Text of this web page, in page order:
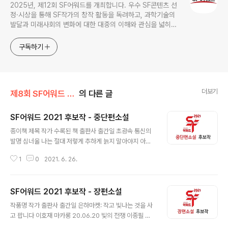
2025년, 제12회 SF어워드를 개최합니다. 우수 SF콘텐츠 선
정·시상을 통해 SF작가의 창작 활동을 독려하고, 과학기술의
발달과 미래사회의 변화에 대한 대중의 이해와 관심을 넓히기
로 12회를 맞이하였습니다.
구독하기
제8회 SF어워드 (2021) 의 다른 글 더보기
SF어워드 2021 후보작 - 중단편소설
종이책 제목 작가 수록된 책 출판사 출간일 초광속 통신의
발명 심너울 나는 절대 저렇게 추하게 늙지 말아야지 아작
렇게 추하게 늙지 말아야지 " " " " 한 터럭만이라도 " " " "
신의 기억은 유령 " " " " 탱크맨 " " " " 니시와세다역 B층 "
" " " 투명 러너 " " " " 스노우 정용준 시티 픽션 한겨레출판
20.06.30 고요한 미래 임현 " " " 무한의 섬 정지돈 " " "
1 0 2021. 6. 26.
SF어워드 2021 후보작 - 장편소설
작품명 작가 출판사 출간일 은하마켓: 작고 빛나는 것을 사
고 팝니다 이호재 마카롱 20.06.20 빛의 전쟁 이종필 비